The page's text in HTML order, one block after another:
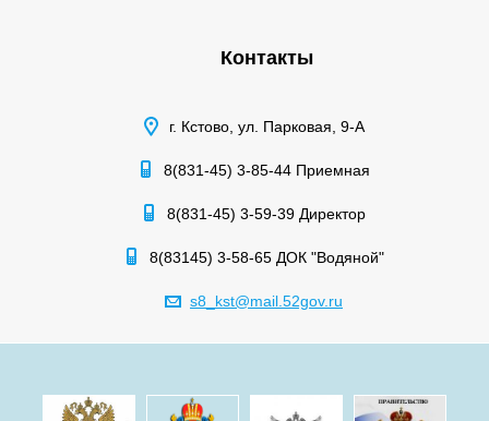
Контакты
г. Кстово, ул. Парковая, 9-А
8(831-45) 3-85-44 Приемная
8(831-45) 3-59-39 Директор
8(83145) 3-58-65 ДОК "Водяной"
s8_kst@mail.52gov.ru